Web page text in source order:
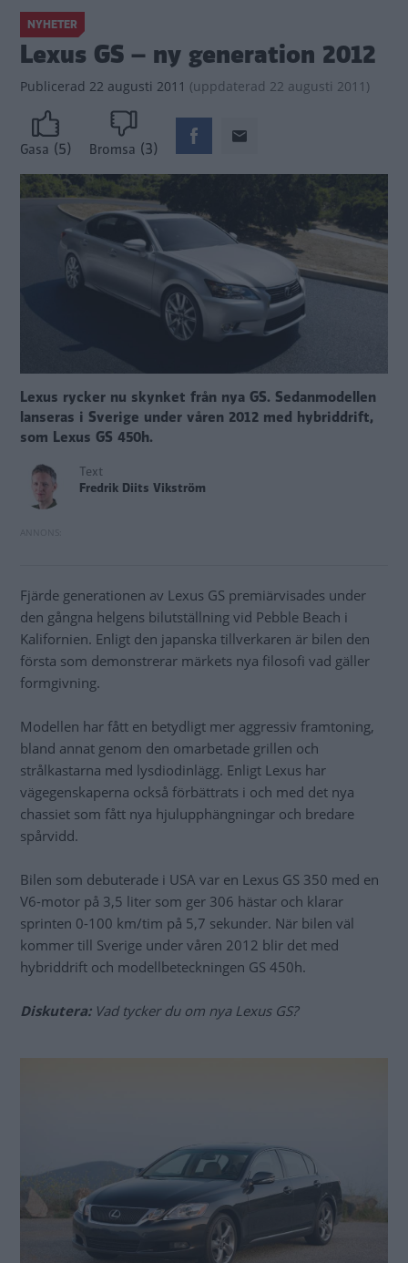
NYHETER
Lexus GS – ny generation 2012
Publicerad 22 augusti 2011 (uppdaterad 22 augusti 2011)
Gasa (5) Bromsa (3)
Lexus rycker nu skynket från nya GS. Sedanmodellen
lanseras i Sverige under våren 2012 med hybriddrift,
som Lexus GS 450h.
Text
Fredrik Diits Vikström
Fjärde generationen av Lexus GS premiärvisades under
den gångna helgens bilutställning vid Pebble Beach i
Kalifornien. Enligt den japanska tillverkaren är bilen den
första som demonstrerar märkets nya filosofi vad gäller
formgivning.
Modellen har fått en betydligt mer aggressiv framtoning,
bland annat genom den omarbetade grillen och
strålkastarna med lysdiodinlägg. Enligt Lexus har
vägegenskaperna också förbättrats i och med det nya
chassiet som fått nya hjulupphängningar och bredare
spårvidd.
Bilen som debuterade i USA var en Lexus GS 350 med en
V6-motor på 3,5 liter som ger 306 hästar och klarar
sprinten 0-100 km/tim på 5,7 sekunder. När bilen väl
kommer till Sverige under våren 2012 blir det med
hybriddrift och modellbeteckningen GS 450h.
Diskutera: Vad tycker du om nya Lexus GS?